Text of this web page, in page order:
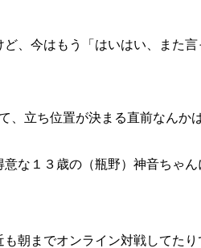
、今はもう「はいはい、また言
立ち位置が決まる直前なんか
な１３歳の（瓶野）神音ちゃ
朝までオンライン対戦してた